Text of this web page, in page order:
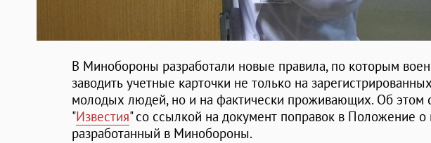
В Минобороны разработали новые правила, по которым
заводить учетные карточки не только на
молодых людей, но и на фактически проживающих. Об этом
"Известия" со ссылкой на документ поправок в Положение о
разработанный в Минобороны.